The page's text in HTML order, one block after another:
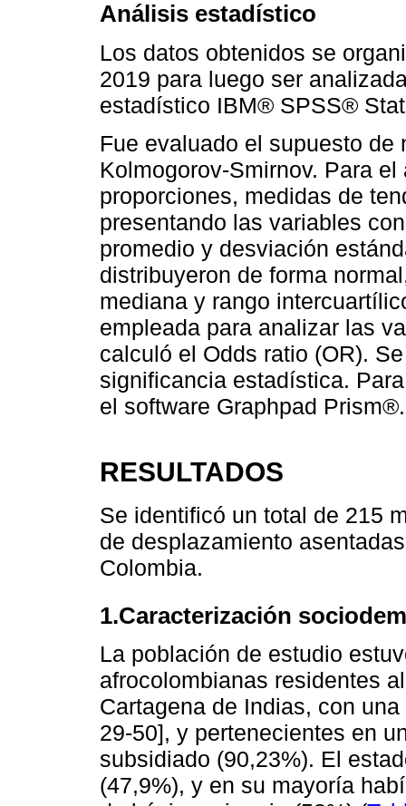
Análisis estadístico
Los datos obtenidos se
2019 para luego ser
estadístico IBM® SPSS®
Fue evaluado el supuesto
Kolmogorov-Smirnov. Para
proporciones, medidas de
presentando las variables
promedio y desviación
distribuyeron de forma
mediana y rango
empleada para analizar las
calculó el Odds ratio (OR).
significancia estadística.
el software Graphpad Prism®.
RESULTADOS
Se identificó un total de 215
de desplazamiento
Colombia.
1.Caracterización
La población de estudio
afrocolombianas residentes
Cartagena de Indias, con
29-50], y pertenecientes en
subsidiado (90,23%). El
(47,9%), y en su mayoría